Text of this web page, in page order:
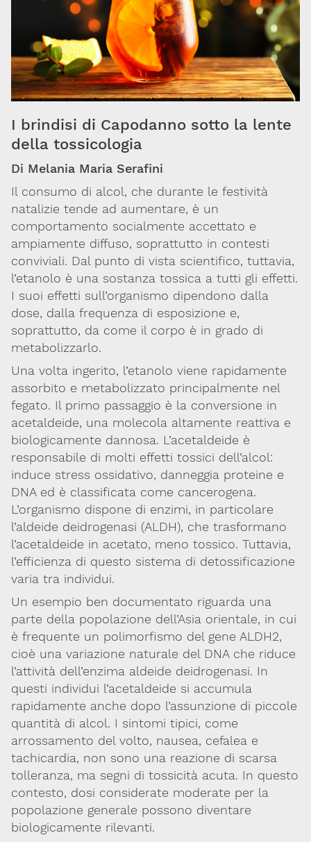
salute
Farmaci
Sostanze
chimiche
pubblica
Ricerca
Sostanze
d'abuso
Integratori,
nutraceutici
e
cosmetici
Fake
news
I brindisi di Capodanno sotto la lente
della tossicologia
Di Melania Maria Serafini
Il consumo di alcol, che durante le festività
natalizie tende ad aumentare, è un
comportamento socialmente accettato e
ampiamente diffuso, soprattutto in contesti
conviviali. Dal punto di vista scientifico, tuttavia,
l’etanolo è una sostanza tossica a tutti gli effetti.
I suoi effetti sull’organismo dipendono dalla
dose, dalla frequenza di esposizione e,
soprattutto, da come il corpo è in grado di
metabolizzarlo.
Una volta ingerito, l’etanolo viene rapidamente
assorbito e metabolizzato principalmente nel
fegato. Il primo passaggio è la conversione in
acetaldeide, una molecola altamente reattiva e
biologicamente dannosa. L’acetaldeide è
responsabile di molti effetti tossici dell’alcol:
induce stress ossidativo, danneggia proteine e
DNA ed è classificata come cancerogena.
L’organismo dispone di enzimi, in particolare
l’aldeide deidrogenasi (ALDH), che trasformano
l’acetaldeide in acetato, meno tossico. Tuttavia,
l’efficienza di questo sistema di detossificazione
varia tra individui.
Un esempio ben documentato riguarda una
parte della popolazione dell’Asia orientale, in cui
è frequente un polimorfismo del gene ALDH2,
cioè una variazione naturale del DNA che riduce
l’attività dell’enzima aldeide deidrogenasi. In
questi individui l’acetaldeide si accumula
rapidamente anche dopo l’assunzione di piccole
quantità di alcol. I sintomi tipici, come
arrossamento del volto, nausea, cefalea e
tachicardia, non sono una reazione di scarsa
tolleranza, ma segni di tossicità acuta. In questo
contesto, dosi considerate moderate per la
popolazione generale possono diventare
biologicamente rilevanti.
Via Giovanni Pascoli, 3
C.F. 96330980580
P.I. 06792491000
Codice SDI: M5UXCR1
T. 02-29520311
M.Segreteria@sitox.org
Link utili
Documenti
Lavoro e Studio Blog English
Cookie Policy Privacy Policy Archivio